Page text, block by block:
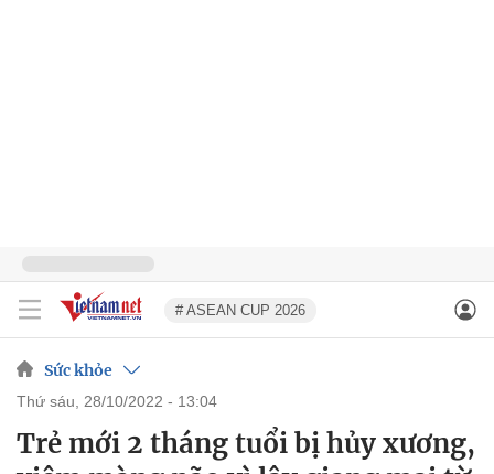
# ASEAN CUP 2026
Sức khỏe
thứ sáu, 28/10/2022 - 13:04
Trẻ mới 2 tháng tuổi bị hủy xương,